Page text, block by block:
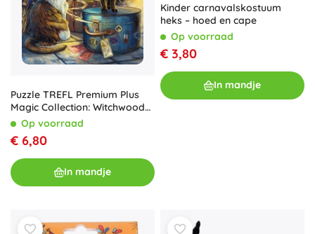
Puzzle TREFL Premium Plus
Magic Collection: Witchwood
Express 1000 stukjes
Op voorraad
€ 6,80
In mandje
Kinder carnavalskostuum
heks – hoed en cape
Op voorraad
€ 3,80
In mandje